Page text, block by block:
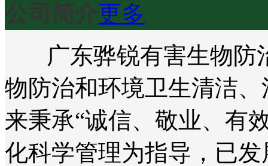
公司简介更多
广东骅锐有害生物防
物防治和环境卫生清洁
来秉承“诚信、敬业、有
化科学管理为指导，已